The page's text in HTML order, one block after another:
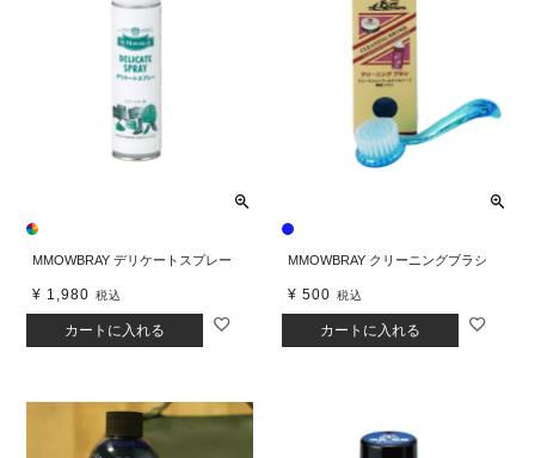
MMOWBRAY デリケートスプレー
¥ 1,980 税込
カートに入れる
MMOWBRAY クリーニングブラシ
¥ 500 税込
カートに入れる